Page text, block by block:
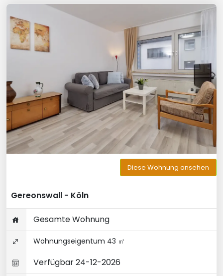
Diese Wohnung ansehen
Gereonswall - Köln
Gesamte Wohnung
Wohnungseigentum 43 ㎡
Verfügbar 24-12-2026